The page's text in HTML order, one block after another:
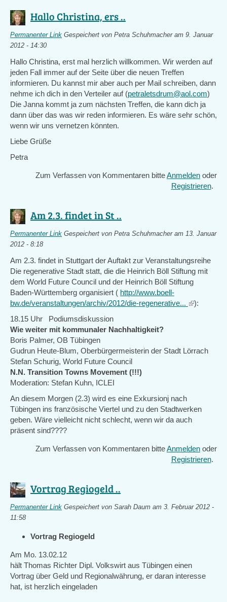
Hallo Christina, ers ..
Permanenter Link Gespeichert von Petra Schuhmacheram 9. Januar
2012 - 14:30
Hallo Christina, erst mal herzlich willkommen. Wir werden auf
jeden Fall immer auf der Seite über die neuen Treffen
informieren. Du kannst mir aber auch per Mail schreiben, dann
nehme ich dich in den Verteiler auf (petraletsdrum@aol.com)
Die Janna kommt ja zum nächsten Treffen, die kann dich ja
dann über das was wir reden informieren. Es wäre sehr schön,
wenn wir uns vernetzen könnten.
Liebe Grüße
Petra
Zum Verfassen von Kommentaren bitteAnmelden oder
Registrieren.
Am 2.3. findet in St ..
Permanenter Link Gespeichert von Petra Schuhmacheram 13. Januar
2012 - 8:18
Am 2.3. findet in Stuttgart der Auftakt zur Veranstaltungsreihe
Die regenerative Stadt statt, die die Heinrich Böll Stiftung mit
dem World Future Council und der Heinrich Böll Stiftung
Baden-Württemberg organisiert ( http://www.boell-
bw.de/veranstaltungen/archiv/2012/die-regenerative... (link
):
18.15 Uhr Podiumsdiskussion
Wie weiter mit kommunaler Nachhaltigkeit?
Boris Palmer, OB Tübingen
Gudrun Heute-Blum, Oberbürgermeisterin der Stadt Lörrach
Stefan Schurig, World Future Council
N.N. Transition Towns Movement (!!!)
Moderation: Stefan Kuhn, ICLEI
An diesem Morgen (2.3) wird es eine Exkursionj nach
Tübingen ins französische Viertel und zu den Stadtwerken
geben. Wäre vielleicht nicht schlecht, wenn wir da auch
präsent sind????
Zum Verfassen von Kommentaren bitteAnmelden oder
Registrieren.
Vortrag Regiogeld ..
Permanenter Link Gespeichert von Sarah Daum am 3. Februar 2012 -
11:58
Vortrag Regiogeld
Am Mo. 13.02.12
hält Thomas Richter Dipl. Volkswirt aus Tübingen einen
Vortrag über Geld und Regionalwährung, er daran interesse
hat, ist herzlich eingeladen